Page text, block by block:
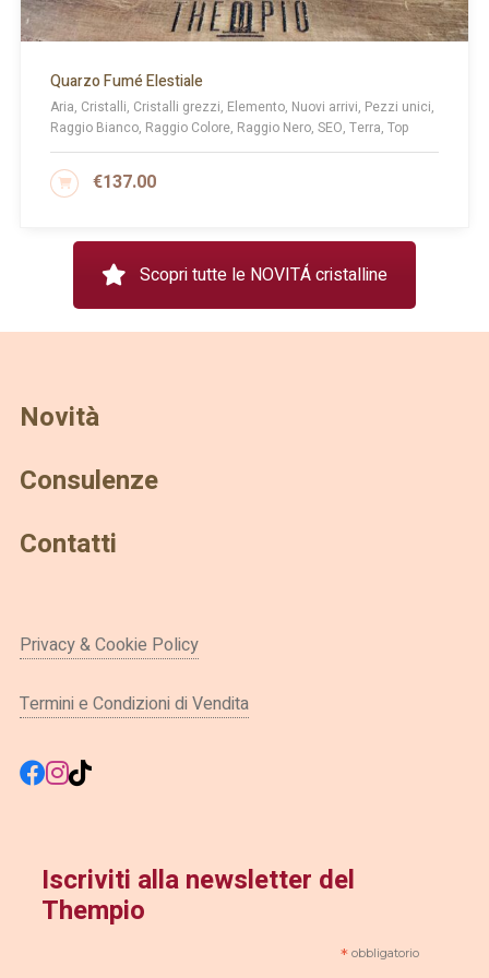
Quarzo Fumé Elestiale
Aria, Cristalli, Cristalli grezzi, Elemento, Nuovi arrivi, Pezzi unici,
Raggio Bianco, Raggio Colore, Raggio Nero, SEO, Terra, Top
€137.00
AGGIUNGI AL CARRELLO
Scopri tutte le NOVITÁ cristalline
Novità
Consulenze
Contatti
Privacy & Cookie Policy
Termini e Condizioni di Vendita
Iscriviti alla newsletter del
Thempio
*obbligatorio